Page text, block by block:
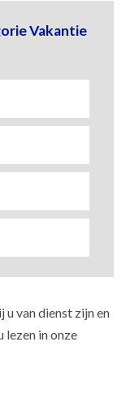
Vakantie
van dienst zijn en
lezen in onze